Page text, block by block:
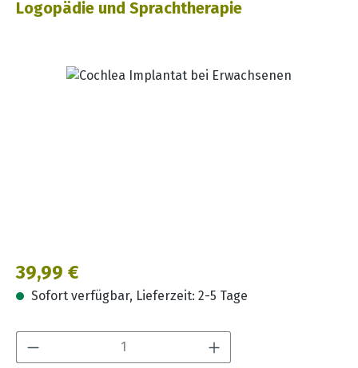
Logopädie und Sprachtherapie
Bildergalerie überspringen
Regulärer Preis:
39,99 €
Sofort verfügbar, Lieferzeit: 2-5 Tage